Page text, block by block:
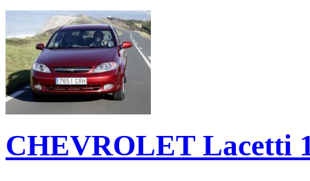
CHEVROLET Lacetti